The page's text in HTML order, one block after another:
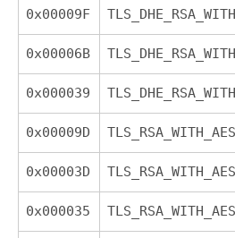
0x00009F
0x00006B
0x000039
0x00009D
0x00003D
0x000035